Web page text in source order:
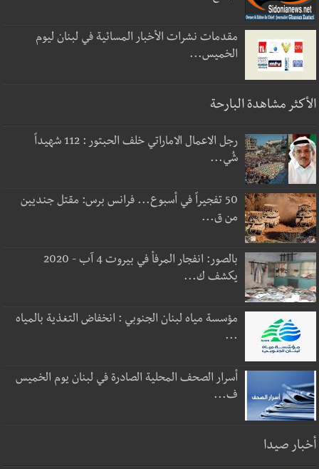
مقدمات نشرات الأخبار المسائية في لبنان ليوم
الخميس...
الأكثر مشاهدة البارحة
رجل الاعمال الاماراتي خلف الحبتور : 112 شهيداً
شُي...
50 تفجيراً في أسبوع... فرانس برس: مقتل جنديين
من ق...
بالصور: انفجار المرفأ في بيروت 4 آب - 2020
يكشف ك...
مؤسسة مياه لبنان الجنوبي : انخفاض التغذية بالمياه
...
أسرار الصحف المحلية الصادرة في لبنان يوم الخميس
ف...
أخبار صيدا